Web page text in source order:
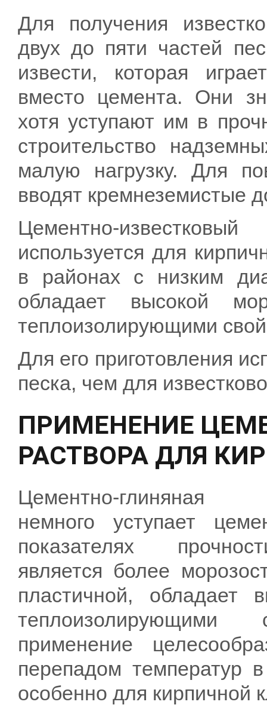
Для получения
двух до пяти частей
извести, которая
вместо цемента. Они
хотя уступают им в
строительство
малую нагрузку. Для
вводят кремнеземистые
Цементно-
используется для
в районах с низким
обладает высокой
теплоизолирующими
Для его приготовления
песка, чем для
ПРИМЕНЕНИЕ
РАСТВОРА ДЛЯ
Цементно-
немного уступает
показателях
является более
пластичной, обладает
применение
перепадом температур
особенно для кирпичной